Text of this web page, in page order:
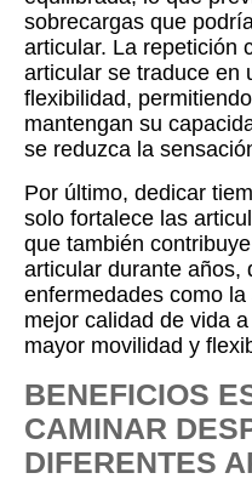
sobrecargas que
articular. La repetición
articular se traduce en
flexibilidad,
mantengan su
se reduzca la
Por último, dedicar
solo fortalece las
que también
articular durante años,
enfermedades como
mejor calidad de vida
mayor movilidad y
BENEFICIOS
CAMINAR
DIFERENTES